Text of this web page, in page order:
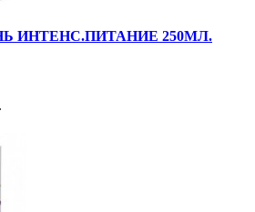
ИНТЕНС.ПИТАНИЕ 250МЛ.